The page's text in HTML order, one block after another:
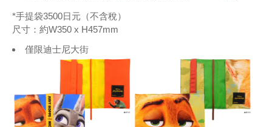
*手提袋3500日元（不含稅）
尺寸：約W350 x H457mm
僅限迪士尼大街